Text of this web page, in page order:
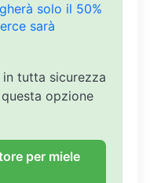
solo il 50%
sarà
tutta sicurezza
opzione
per miele